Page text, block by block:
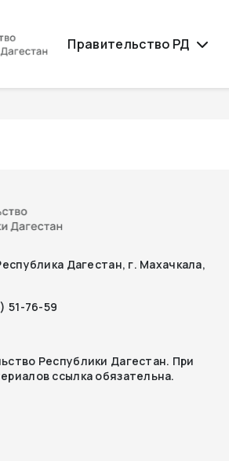
Правительство РД
Дагестан, г. Махачкала,
51-76-59
Республики Дагестан. При
ссылка обязательна.